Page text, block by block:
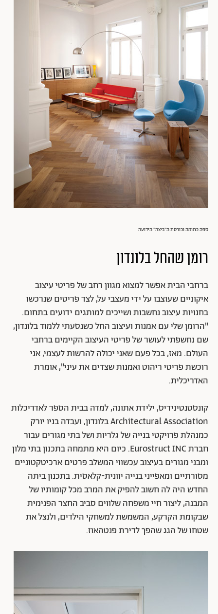
ספה כתומה וכורסת ה"ביצה" הידועה
רומן שהחל בלונדון
ברחבי הבית אפשר למצוא מגוון רחב של פריטי עיצוב
איקוניים שעוצבו על ידי מעצבי על, לצד פריטים שנרכשו
בחנויות עיצוב נחשבות ושייכים למותגים ידועים בתחום.
"הרומן שלי עם אמנות ועיצוב החל כשנסעתי ללמוד בלונדון,
שם נחשפתי לעושר של פריטי העיצוב הקיימים ברחבי
העולם. מאז, בכל פעם שאני יכולה להרשות לעצמי, אני
רוכשת פריטי ריהוט ואמנות שצדים את עיני", אומרת
האדריכלית.
קונסטנטינידיס, ילידת אתונה, למדה בבית הספר לאדריכלות
Architectural Association בלונדון, ועבדה בניו יורק
כמנהלת פרויקטי בנייה של גלריות ושל בתי מגורים עבור
חברת Eurostruct INC. כיום היא מתמחה בתכנון בתי מלון
ומבני מגורים בעיצוב עכשווי המשלב פרטים ארכיטקטוניים
מסורתיים ומאפייני בנייה יוונית-קלאסית. בתכנון ביתה
החדש היה לה חשוב להפיק את המרב מכל קומותיו של
המבנה, ליצור חיי משפחה שלווים סביב החצר הפנימית
שבקומת הקרקע, המשמשת למשחקי הילדים, ולנצל את
שטחו של הגג שהפך לדירת פנטהאוז.